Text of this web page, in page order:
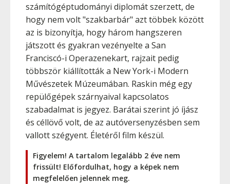
számítógéptudományi diplomát szerzett, de
hogy nem volt "szakbarbár" azt többek között
az is bizonyítja, hogy három hangszeren
játszott és gyakran vezényelte a San
Franciscó-i Operazenekart, rajzait pedig
többször kiállították a New York-i Modern
Művészetek Múzeumában. Raskin még egy
repülőgépek szárnyaival kapcsolatos
szabadalmat is jegyez. Barátai szerint jó íjász
és céllövő volt, de az autóversenyzésben sem
vallott szégyent. Életéről film készül.
Figyelem! A tartalom legalább 2 éve nem
frissült! Előfordulhat, hogy a képek nem
megfelelően jelennek meg.